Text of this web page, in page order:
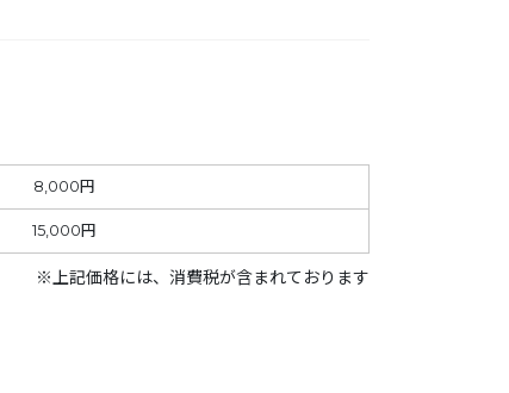
8,000円
15,000円
※上記価格には、消費税が含まれております